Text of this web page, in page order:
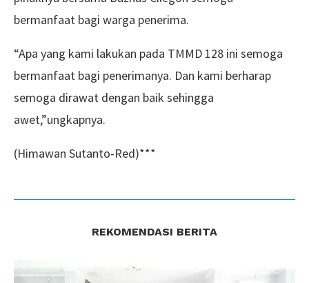
bermanfaat bagi warga penerima.
“Apa yang kami lakukan pada TMMD 128 ini semoga
bermanfaat bagi penerimanya. Dan kami berharap
semoga dirawat dengan baik sehingga
awet,”ungkapnya.
(Himawan Sutanto-Red)***
REKOMENDASI BERITA